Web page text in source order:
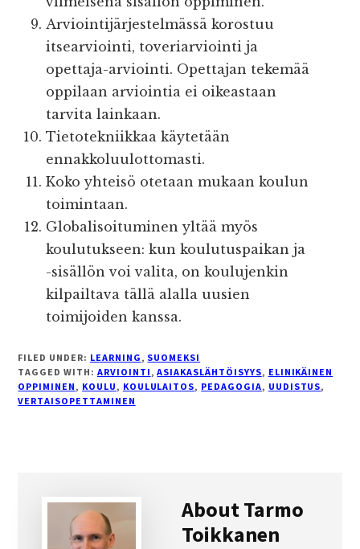
Arviointijärjestelmässä korostuu
itsearviointi, toveriarviointi ja
opettaja-arviointi. Opettajan tekemää
oppilaan arviointia ei oikeastaan
tarvita lainkaan.
Tietotekniikkaa käytetään
ennakkoluulottomasti.
Koko yhteisö otetaan mukaan koulun
toimintaan.
Globalisoituminen yltää myös
koulutukseen: kun koulutuspaikan ja
-sisällön voi valita, on koulujenkin
kilpailtava tällä alalla uusien
toimijoiden kanssa.
FILED UNDER: LEARNING, SUOMEKSI
TAGGED WITH: ARVIOINTI,ASIAKASLÄHTÖISYYS, ELINIKÄINEN
OPPIMINEN, KOULU, KOULULAITOS, PEDAGOGIA, UUDISTUS,
VERTAISOPETTAMINEN
AboutTarmo
Toikkanen